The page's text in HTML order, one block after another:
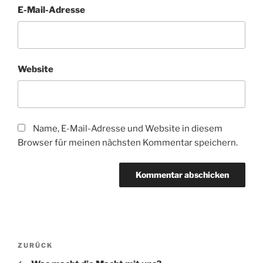
E-Mail-Adresse
Website
Name, E-Mail-Adresse und Website in diesem
Browser für meinen nächsten Kommentar speichern.
Beitragsnavigation
Vorheriger
Beitrag
ZURÜCK